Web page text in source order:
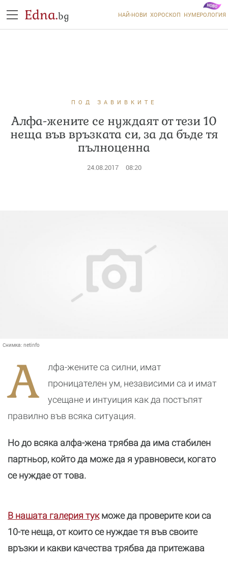
Edna.bg НАЙ-НОВИ ХОРОСКОП НУМЕРОЛОГИЯ
ПОД ЗАВИВКИТЕ
Алфа-жените се нуждаят от тези 10
неща във връзката си, за да бъде тя
пълноценна
24.08.2017 08:20
Снимка: netinfo
А
лфа-жените са силни, имат
проницателен ум, независими са и имат
усещане и интуиция как да постъпят
правилно във всяка ситуация.
Но до всяка алфа-жена трябва да има стабилен
партньор, който да може да я уравновеси, когато
се нуждае от това.
В нашата галерия тук може да проверите кои са
10-те неща, от които се нуждае тя във своите
връзки и какви качества трябва да притежава